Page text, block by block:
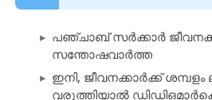
പഞ്ചാബ് സർക്കാർ
സന്തോഷവാർത്ത
ഇനി, ജീവനക്കാർക്ക്
വരുത്തിയാൽ